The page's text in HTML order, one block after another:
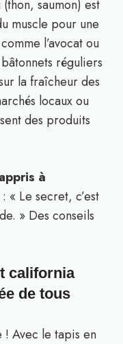
saumon) est
muscle pour une
l’avocat ou
réguliers
la fraîcheur des
locaux ou
des produits
appris à
: « Le secret, c’est
» Des conseils
california
de tous
! Avec le tapis en